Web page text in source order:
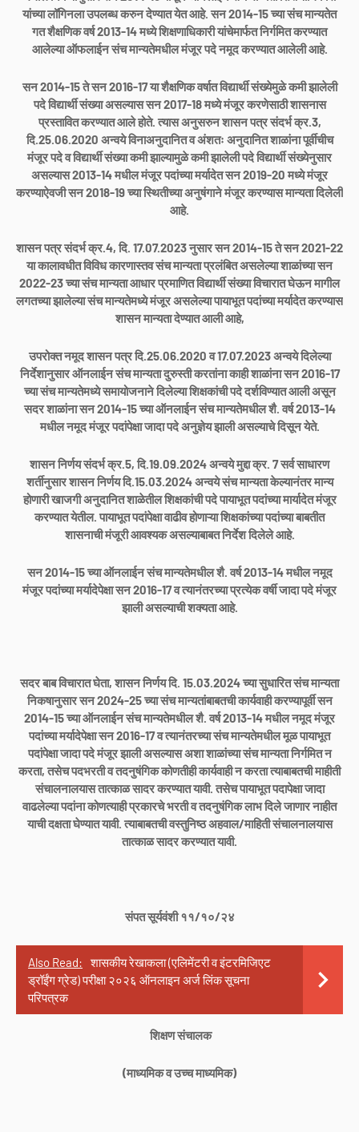
यांच्या लॉगिनला उपलब्ध करुन देण्यात येत आहे. सन 2014-15 च्या संच मान्यतेत
गत शैक्षणिक वर्ष 2013-14 मध्ये शिक्षणाधिकारी यांचेमार्फत निर्गमित करण्यात
आलेल्या ऑफलाईन संच मान्यतेमधील मंजूर पदे नमूद करण्यात आलेली आहे.
सन 2014-15 ते सन 2016-17 या शैक्षणिक वर्षात विद्यार्थी संख्येमुळे कमी झालेली
पदे विद्यार्थी संख्या असल्यास सन 2017-18 मध्ये मंजूर करणेसाठी शासनास
प्रस्तावित करण्यात आले होते. त्यास अनुसरुन शासन पत्र संदर्भ क्र.3,
दि.25.06.2020 अन्वये विनाअनुदानित व अंशतः अनुदानित शाळांना पूर्वीचीच
मंजूर पदे व विद्यार्थी संख्या कमी झाल्यामुळे कमी झालेली पदे विद्यार्थी संख्येनुसार
असल्यास 2013-14 मधील मंजूर पदांच्या मर्यादेत सन 2019-20 मध्ये मंजूर
करण्याऐवजी सन 2018-19 च्या स्थितीच्या अनुषंगाने मंजूर करण्यास मान्यता दिलेली
आहे.
शासन पत्र संदर्भ क्र.4, दि. 17.07.2023 नुसार सन 2014-15 ते सन 2021-22
या कालावधीत विविध कारणास्तव संच मान्यता प्रलंबित असलेल्या शाळांच्या सन
2022-23 च्या संच मान्यता आधार प्रमाणित विद्यार्थी संख्या विचारात घेऊन मागील
लगतच्या झालेल्या संच मान्यतेमध्ये मंजूर असलेल्या पायाभूत पदांच्या मर्यादेत करण्यास
शासन मान्यता देण्यात आली आहे,
उपरोक्त नमूद शासन पत्र दि.25.06.2020 व 17.07.2023 अन्वये दिलेल्या
निर्देशानुसार ऑनलाईन संच मान्यता दुरुस्ती करतांना काही शाळांना सन 2016-17
च्या संच मान्यतेमध्ये समायोजनाने दिलेल्या शिक्षकांची पदे दर्शविण्यात आली असून
सदर शाळांना सन 2014-15 च्या ऑनलाईन संच मान्यतेमधील शै. वर्ष 2013-14
मधील नमूद मंजूर पदांपेक्षा जादा पदे अनुज्ञेय झाली असल्याचे दिसून येते.
शासन निर्णय संदर्भ क्र.5, दि.19.09.2024 अन्वये मुद्दा क्र. 7 सर्व साधारण
शर्तीनुसार शासन निर्णय दि.15.03.2024 अन्वये संच मान्यता केल्यानंतर मान्य
होणारी खाजगी अनुदानित शाळेतील शिक्षकांची पदे पायाभूत पदांच्या मार्यादेत मंजूर
करण्यात येतील. पायाभूत पदांपेक्षा वाढीव होणाऱ्या शिक्षकांच्या पदांच्या बाबतीत
शासनाची मंजूरी आवश्यक असल्याबाबत निर्देश दिलेले आहे.
सन 2014-15 च्या ऑनलाईन संच मान्यतेमधील शै. वर्ष 2013-14 मधील नमूद
मंजूर पदांच्या मर्यादेपेक्षा सन 2016-17 व त्यानंतरच्या प्रत्येक वर्षी जादा पदे मंजूर
झाली असल्याची शक्यता आहे.
सदर बाब विचारात घेता, शासन निर्णय दि. 15.03.2024 च्या सुधारित संच मान्यता
निकषानुसार सन 2024-25 च्या संच मान्यतांबाबतची कार्यवाही करण्यापूर्वी सन
2014-15 च्या ऑनलाईन संच मान्यतेमधील शै. वर्ष 2013-14 मधील नमूद मंजूर
पदांच्या मर्यादेपेक्षा सन 2016-17 व त्यानंतरच्या संच मान्यतेमधील मूळ पायाभूत
पदांपेक्षा जादा पदे मंजूर झाली असल्यास अशा शाळांच्या संच मान्यता निर्गमित न
करता, तसेच पदभरती व तदनुषंगिक कोणतीही कार्यवाही न करता त्याबाबतची माहीती
संचालनालयास तात्काळ सादर करण्यात यावी. तसेच पायाभूत पदापेक्षा जादा
वाढलेल्या पदांना कोणत्याही प्रकारचे भरती व तदनुषंगिक लाभ दिले जाणार नाहीत
याची दक्षता घेण्यात यावी. त्याबाबतची वस्तुनिष्ठ अहवाल/माहिती संचालनालयास
तात्काळ सादर करण्यात यावी.
संपत सूर्यवंशी ११/१०/२४
Also Read:
शासकीय रेखाकला (एलिमेंटरी व इंटरमिजिएट
ड्रॉईंग ग्रेड) परीक्षा २०२६ ऑनलाइन अर्ज लिंक सूचना
परिपत्रक
शिक्षण संचालक
(माध्यमिक व उच्च माध्यमिक)